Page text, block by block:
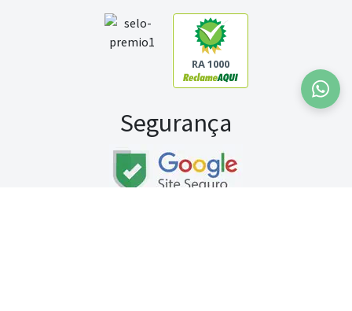
RA 1000
Segurança